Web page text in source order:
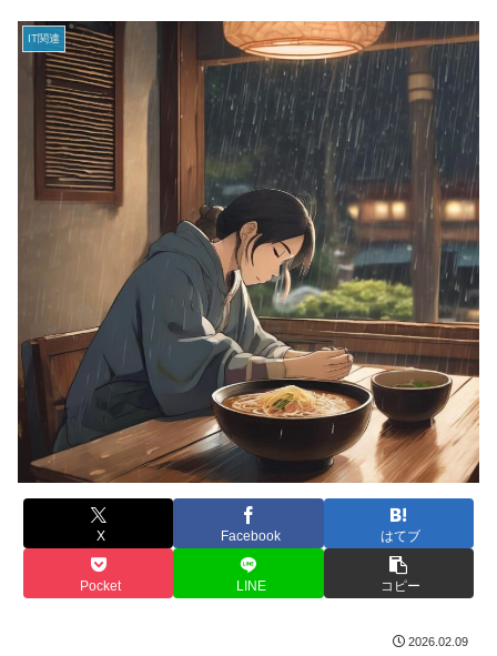
IT関連
X Facebook はてブ
Pocket LINE コピー
2026.02.09